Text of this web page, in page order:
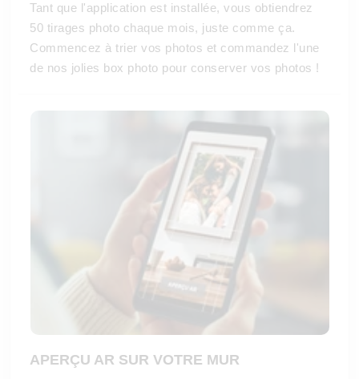
Tant que l'application est installée, vous obtiendrez
50 tirages photo chaque mois, juste comme ça.
Commencez à trier vos photos et commandez l'une
de nos jolies box photo pour conserver vos photos !
APERÇU AR SUR VOTRE MUR